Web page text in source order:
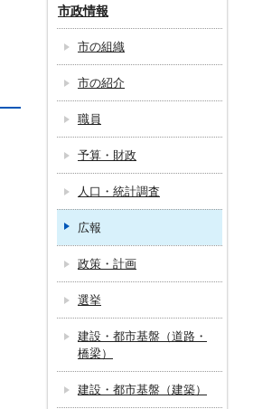
市政情報
市の組織
市の紹介
職員
予算・財政
人口・統計調査
広報
政策・計画
選挙
建設・都市基盤（道路・
橋梁）
建設・都市基盤（建築）